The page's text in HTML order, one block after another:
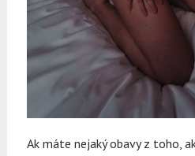
Ak máte nejaký obavy z toho,